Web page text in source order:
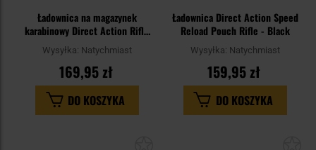
Ładownica na magazynek
karabinowy Direct Action Rifle
Speed Reload Pouch Short -
Adaptive Green
Wysyłka: Natychmiast
169,95 zł
DO KOSZYKA
Ładownica Direct Action Speed
Reload Pouch Rifle - Black
Wysyłka: Natychmiast
159,95 zł
DO KOSZYKA